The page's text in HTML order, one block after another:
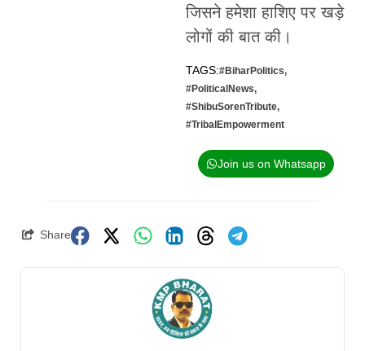
जिसने हमेशा हाशिए पर खड़े
लोगों की बात की।
TAGS:#BiharPolitics,
#PoliticalNews,
#ShibuSorenTribute,
#TribalEmpowerment
Join us on Whatsapp
Share